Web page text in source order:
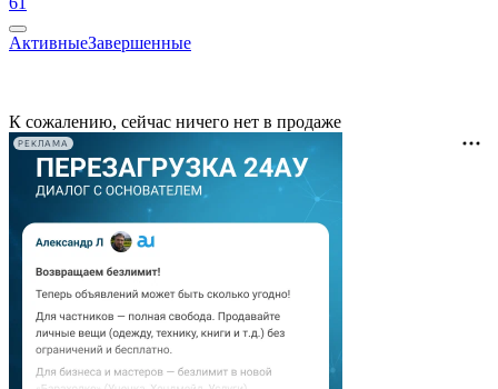
АктивныеЗавершенные
К сожалению, сейчас ничего нет в продаже
РЕКЛАМА